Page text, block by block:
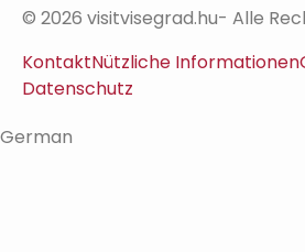
© 2026 visitvisegrad.hu- Alle
KontaktNützliche Informationen
Datenschutz
German